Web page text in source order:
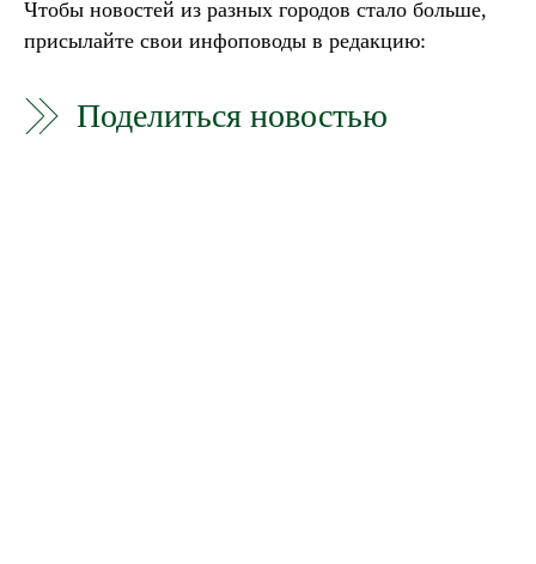
Чтобы новостей из разных городов стало больше,
присылайте свои инфоповоды в редакцию:
Поделиться новостью